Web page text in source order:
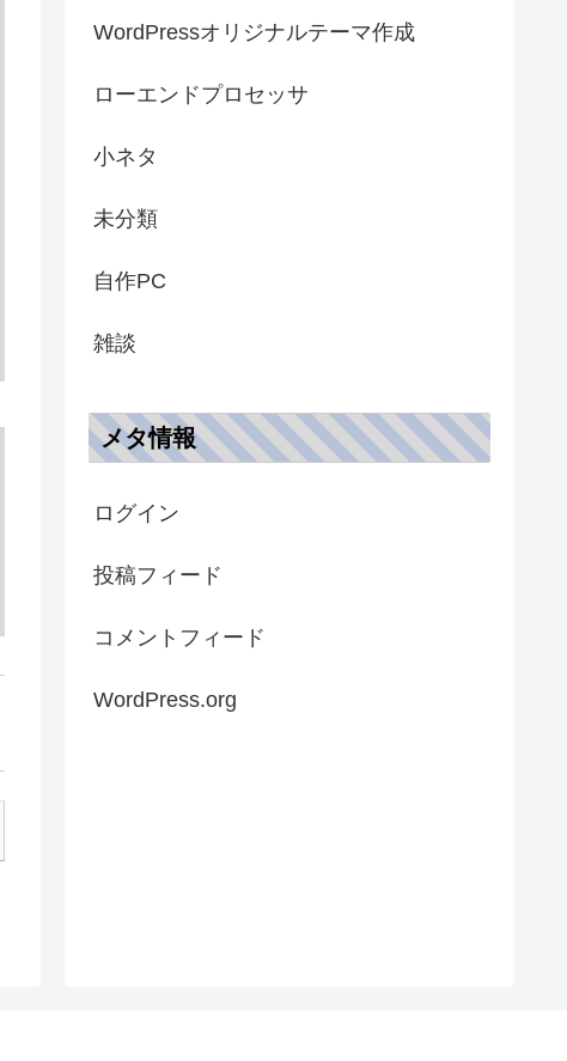
WordPressオリジナルテーマ作成
ローエンドプロセッサ
小ネタ
未分類
自作PC
雑談
メタ情報
ログイン
投稿フィード
コメントフィード
WordPress.org